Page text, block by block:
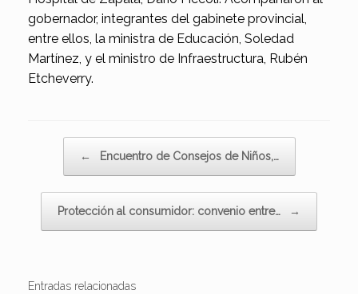
gobernador, integrantes del gabinete provincial,
entre ellos, la ministra de Educación, Soledad
Martínez, y el ministro de Infraestructura, Rubén
Etcheverry.
← Encuentro de Consejos de Niños,…
Protección al consumidor: convenio entre… →
Entradas relacionadas